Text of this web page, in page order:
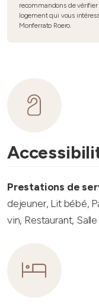
recommandons de
logement qui vous
Monferrato Roero.
Prestations de
dejeuner, Lit bébé,
vin, Restaurant,